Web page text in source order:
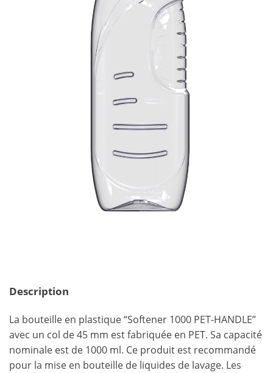
Description
La bouteille en plastique “Softener 1000 PET-HANDLE”
avec un col de 45 mm est fabriquée en PET. Sa capacité
nominale est de 1000 ml. Ce produit est recommandé
pour la mise en bouteille de liquides de lavage. Les